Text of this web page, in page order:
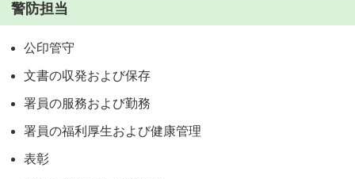
警防担当
公印管守
文書の収発および保存
署員の服務および勤務
署員の福利厚生および健康管理
表彰